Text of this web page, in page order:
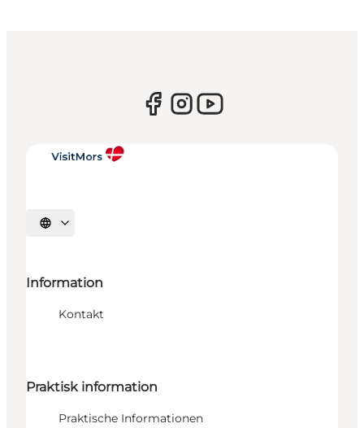
Sprache auswählen
Information
Kontakt
Praktisk information
Praktische Informationen